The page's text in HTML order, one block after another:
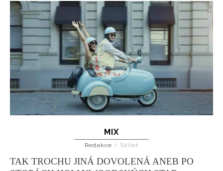
MIX
Redakce / Sdílet
TAK TROCHU JINÁ DOVOLENÁ ANEB PO